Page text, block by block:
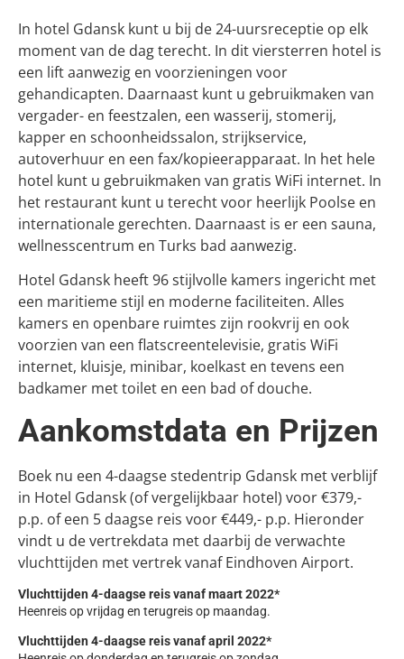
In hotel Gdansk kunt u bij de 24-uursreceptie op elk
moment van de dag terecht. In dit viersterren hotel is
een lift aanwezig en voorzieningen voor
gehandicapten. Daarnaast kunt u gebruikmaken van
vergader- en feestzalen, een wasserij, stomerij,
kapper en schoonheidssalon, strijkservice,
autoverhuur en een fax/kopieerapparaat. In het hele
hotel kunt u gebruikmaken van gratis WiFi internet. In
het restaurant kunt u terecht voor heerlijk Poolse en
internationale gerechten. Daarnaast is er een sauna,
wellnesscentrum en Turks bad aanwezig.
Hotel Gdansk heeft 96 stijlvolle kamers ingericht met
een maritieme stijl en moderne faciliteiten. Alles
kamers en openbare ruimtes zijn rookvrij en ook
voorzien van een flatscreentelevisie, gratis WiFi
internet, kluisje, minibar, koelkast en tevens een
badkamer met toilet en een bad of douche.
Aankomstdata en Prijzen
Boek nu een 4-daagse stedentrip Gdansk met verblijf
in Hotel Gdansk (of vergelijkbaar hotel) voor €379,-
p.p. of een 5 daagse reis voor €449,- p.p. Hieronder
vindt u de vertrekdata met daarbij de verwachte
vluchttijden met vertrek vanaf Eindhoven Airport.
Vluchttijden 4-daagse reis vanaf maart 2022*
Heenreis op vrijdag en terugreis op maandag.
Vluchttijden 4-daagse reis vanaf april 2022*